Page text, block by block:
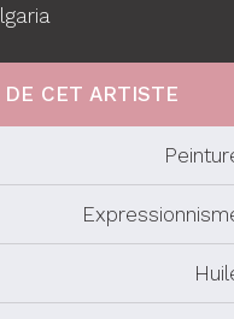
DE CET ARTISTE